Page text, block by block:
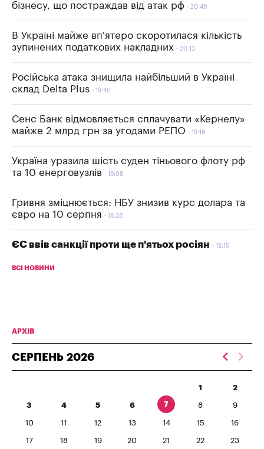
бізнесу, що постраждав від атак рф
20:49
В Україні майже вп'ятеро скоротилася кількість
зупинених податкових накладних
20:13
Російська атака знищила найбільший в Україні
склад Delta Plus
19:40
Сенс Банк відмовляється сплачувати «Кернелу»
майже 2 млрд грн за угодами РЕПО
19:16
Україна уразила шість суден тіньового флоту рф
та 10 енерговузлів
19:08
Гривня зміцнюється: НБУ знизив курс долара та
євро на 10 серпня
18:33
ЄС ввів санкції проти ще п'ятьох росіян 18:15
ВСІ НОВИНИ
АРХІВ
СЕРПЕНЬ 2026
1 2
3 4 5 6 7 8 9
10 11 12 13 14 15 16
17 18 19 20 21 22 23